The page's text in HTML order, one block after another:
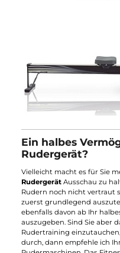
Ein halbes
Rudergerät?
Vielleicht macht es für